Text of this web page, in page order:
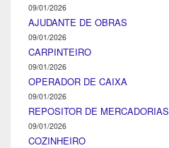
09/01/2026
AJUDANTE DE OBRAS
09/01/2026
CARPINTEIRO
09/01/2026
OPERADOR DE CAIXA
09/01/2026
REPOSITOR DE MERCADORIAS
09/01/2026
COZINHEIRO